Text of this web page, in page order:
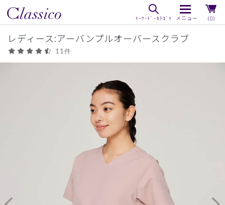
（0）
レディース:アーバンプルオーバースクラブ
11件